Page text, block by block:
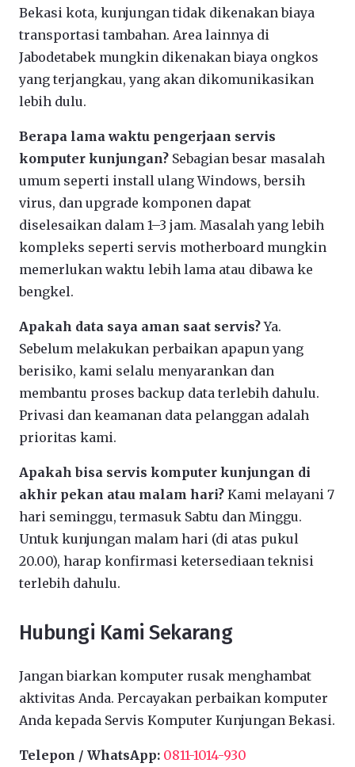
Bekasi kota, kunjungan tidak dikenakan biaya
transportasi tambahan. Area lainnya di
Jabodetabek mungkin dikenakan biaya ongkos
yang terjangkau, yang akan dikomunikasikan
lebih dulu.
Berapa lama waktu pengerjaan servis
komputer kunjungan? Sebagian besar masalah
umum seperti install ulang Windows, bersih
virus, dan upgrade komponen dapat
diselesaikan dalam 1–3 jam. Masalah yang lebih
kompleks seperti servis motherboard mungkin
memerlukan waktu lebih lama atau dibawa ke
bengkel.
Apakah data saya aman saat servis?Ya.
Sebelum melakukan perbaikan apapun yang
berisiko, kami selalu menyarankan dan
membantu proses backup data terlebih dahulu.
Privasi dan keamanan data pelanggan adalah
prioritas kami.
Apakah bisa servis komputer kunjungan di
akhir pekan atau malam hari? Kami melayani 7
hari seminggu, termasuk Sabtu dan Minggu.
Untuk kunjungan malam hari (di atas pukul
20.00), harap konfirmasi ketersediaan teknisi
terlebih dahulu.
Hubungi Kami Sekarang
Jangan biarkan komputer rusak menghambat
aktivitas Anda. Percayakan perbaikan komputer
Anda kepada Servis Komputer Kunjungan Bekasi.
Telepon / WhatsApp: 0811-1014-930